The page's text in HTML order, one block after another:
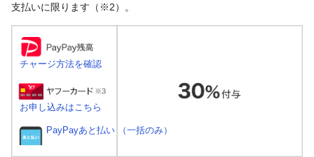
支払いに限ります（※2）。
チャージ方法を確認
お申し込みはこちら
PayPayあと払い （一括のみ）